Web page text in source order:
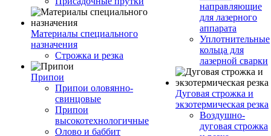
Материалы специального
назначения
Строжка и резка
Припои
Припои оловянно-
свинцовые
Припои
высокотехнологичные
Олово и баббит
направляющие
для лазерного
аппарата
Уплотнительные
кольца для
лазерной сварки
Дуговая строжка и
экзотермическая резка
Воздушно-
дуговая строжка